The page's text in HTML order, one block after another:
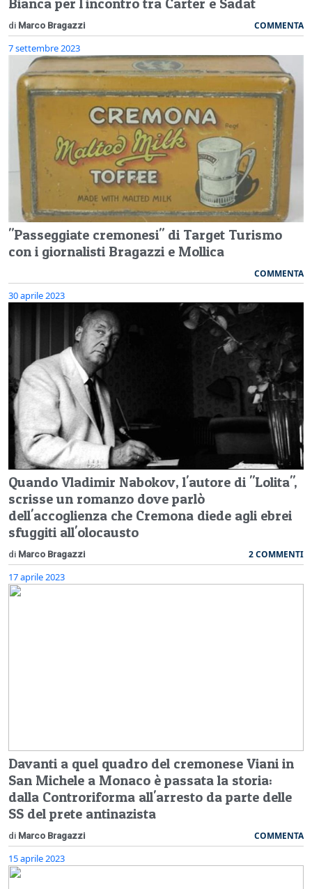
di Marco Bragazzi COMMENTA
7 settembre 2023
"Passeggiate cremonesi" di Target Turismo
con i giornalisti Bragazzi e Mollica
COMMENTA
30 aprile 2023
Quando Vladimir Nabokov, l'autore di "Lolita",
scrisse un romanzo dove parlò
dell'accoglienza che Cremona diede agli ebrei
sfuggiti all'olocausto
di Marco Bragazzi 2 COMMENTI
17 aprile 2023
Davanti a quel quadro del cremonese Viani in
San Michele a Monaco è passata la storia:
dalla Controriforma all'arresto da parte delle
SS del prete antinazista
di Marco Bragazzi COMMENTA
15 aprile 2023